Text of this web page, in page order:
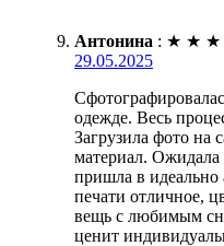
Антонина : ★ ★ ★
29.05.2025
одежде. Весь
Загрузила фото на
материал. Ожидала
пришла в идеально
печати отличное,
вещь с любимым
ценит